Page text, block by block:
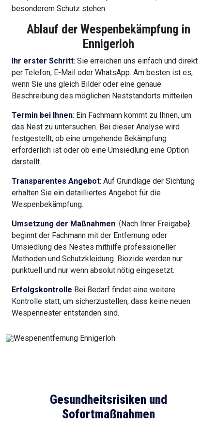
besonderem Schutz stehen.
Ablauf der Wespenbekämpfung in
Ennigerloh
Ihr erster Schritt: Sie erreichen uns einfach und direkt
per Telefon, E-Mail oder WhatsApp. Am besten ist es,
wenn Sie uns gleich Bilder oder eine genaue
Beschreibung des möglichen Neststandorts mitteilen.
Termin bei Ihnen: Ein Fachmann kommt zu Ihnen, um
das Nest zu untersuchen. Bei dieser Analyse wird
festgestellt, ob eine umgehende Bekämpfung
erforderlich ist oder ob eine Umsiedlung eine Option
darstellt.
Transparentes Angebot: Auf Grundlage der Sichtung
erhalten Sie ein detailliertes Angebot für die
Wespenbekämpfung.
Umsetzung der Maßnahmen: {Nach Ihrer Freigabe}
beginnt der Fachmann mit der Entfernung oder
Umsiedlung des Nestes mithilfe professioneller
Methoden und Schutzkleidung. Biozide werden nur
punktuell und nur wenn absolut nötig eingesetzt.
Erfolgskontrolle Bei Bedarf findet eine weitere
Kontrolle statt, um sicherzustellen, dass keine neuen
Wespennester entstanden sind.
Gesundheitsrisiken und
Sofortmaßnahmen